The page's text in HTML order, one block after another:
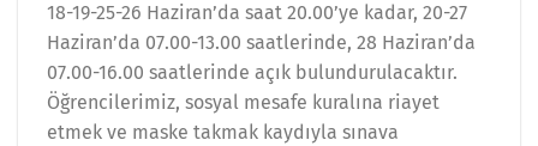
18-19-25-26 Haziran’da saat 20.00’ye kadar, 20-27
Haziran’da 07.00-13.00 saatlerinde, 28 Haziran’da
07.00-16.00 saatlerinde açık bulundurulacaktır.
Öğrencilerimiz, sosyal mesafe kuralına riayet
etmek ve maske takmak kaydıyla sınava